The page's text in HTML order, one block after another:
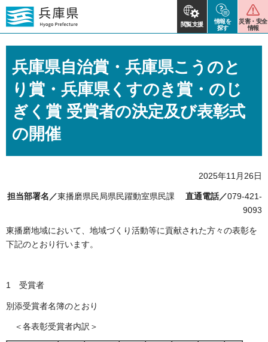
閲覧支援
情報を
探す
災害・安全
情報
兵庫県自治賞・兵庫県こうのと
り賞・兵庫県くすのき賞・のじ
ぎく賞 受賞者の決定及び表彰式
の開催
2025年11月26日
担当部署名／東播磨県民局県民躍動室県民課 直通電話／079-421-
9093
東播磨地域において、地域づくり活動等に貢献された方々の表彰を
下記のとおり行います。
1 受賞者
別添受賞者名簿のとおり
＜各表彰受賞者内訳＞